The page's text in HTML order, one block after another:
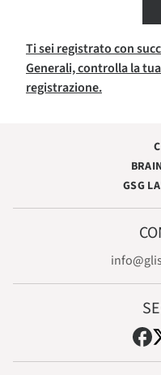
Ti sei registrato con
Generali, controlla la
registrazione.
GSG